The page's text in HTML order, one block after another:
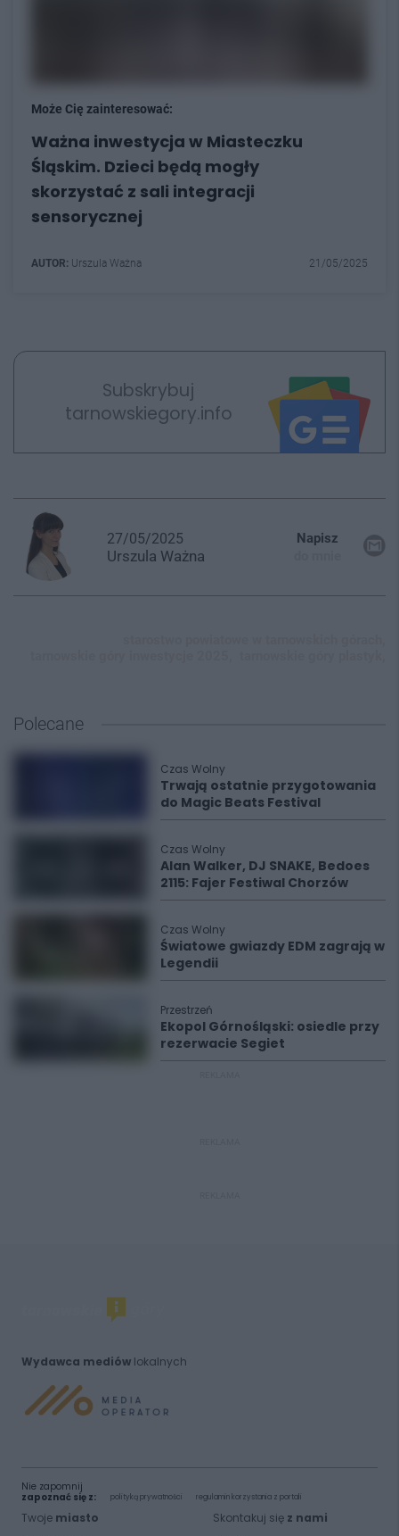
Może Cię zainteresować:
Ważna inwestycja w Miasteczku
Śląskim. Dzieci będą mogły
skorzystać z sali integracji
sensorycznej
AUTOR: Urszula Ważna 21/05/2025
Subskrybuj
tarnowskiegory.info
27/05/2025
Urszula Ważna
Napisz
Polecane
Czas Wolny
Trwają ostatnie przygotowania
do Magic Beats Festival
Czas Wolny
Alan Walker, DJ SNAKE, Bedoes
2115: Fajer Festiwal Chorzów
Czas Wolny
Światowe gwiazdy EDM zagrają w
Legendii
Przestrzeń
Ekopol Górnośląski: osiedle przy
rezerwacie Segiet
Wydawca mediówlokalnych
Nie zapomnij
zapoznać się z:
polityką prywatności regulamin korzystania z portali
Twoje miasto Skontakuj się z nami